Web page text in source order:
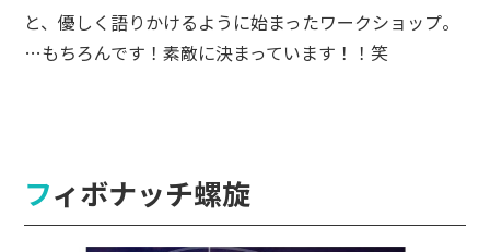
と、優しく語りかけるように始まったワークショップ。
…もちろんです！素敵に決まっています！！笑
フィボナッチ螺旋